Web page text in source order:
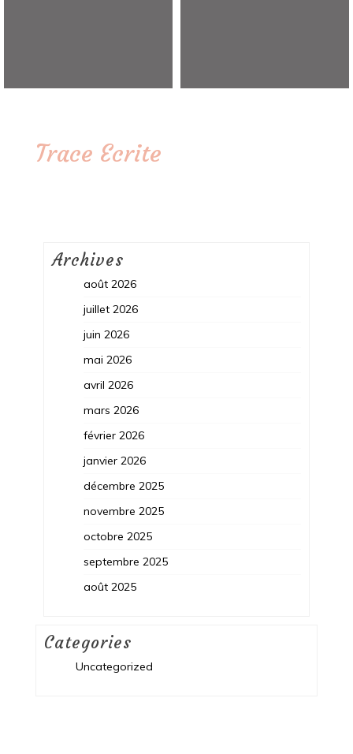
Trace Ecrite
Archives
août 2026
juillet 2026
juin 2026
mai 2026
avril 2026
mars 2026
février 2026
janvier 2026
décembre 2025
novembre 2025
octobre 2025
septembre 2025
août 2025
Categories
Uncategorized